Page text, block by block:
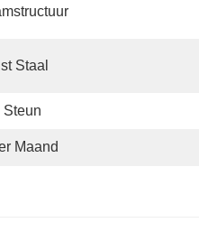
Staal
Maand